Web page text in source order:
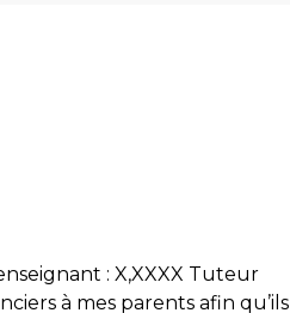
: X,XXXX Tuteur
à mes parents afin qu’ils